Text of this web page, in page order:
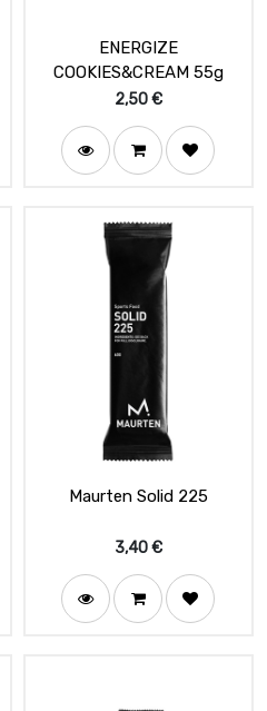
ENERGIZE
COOKIES&CREAM 55g
2,50€
Maurten Solid 225
3,40€